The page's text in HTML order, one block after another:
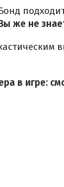
же не
в игре: